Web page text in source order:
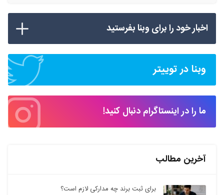
اخبار خود را برای وبنا بفرستید
وبنا در توییتر
ما را در اینستاگرام دنبال کنید!
آخرین مطالب
برای ثبت برند چه مدارکی لازم است؟